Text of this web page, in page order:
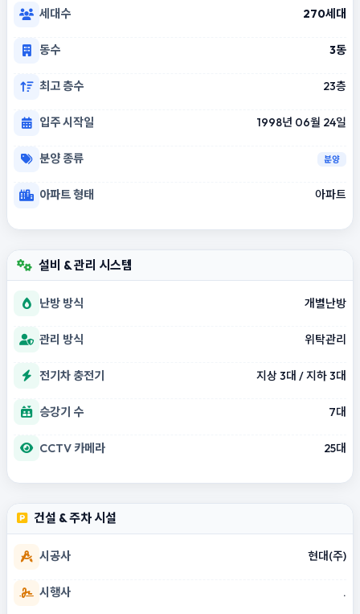
세대수 270세대
동수 3동
최고 층수 23층
입주 시작일 1998년 06월 24일
분양 종류 분양
아파트 형태 아파트
설비 & 관리 시스템
난방 방식 개별난방
관리 방식 위탁관리
전기차 충전기 지상 3대 / 지하 3대
승강기 수 7대
CCTV 카메라 25대
건설 & 주차 시설
시공사 현대(주)
시행사 .